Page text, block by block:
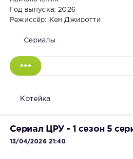
Год выпуска: 2026
Режиссёр: Кен Джиротти
Сериалы
Котейка
Сериал ЦРУ - 1 сезон 5
13/04/2026 21:40